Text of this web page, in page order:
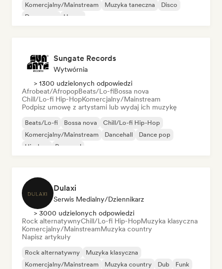
Komercjalny/Mainstream
Muzyka taneczna
Disco
Dream pop
House
Sungate Records
Wytwórnia
> 1300 udzielonych odpowiedzi
Afrobeat/AfropopBeats/Lo-fiBossa nova
Chill/Lo-fi Hip-HopKomercjalny/Mainstream
Podpisz umowę z artystami lub wydaj ich muzykę
Beats/Lo-fi Bossa nova
Chill/Lo-fi Hip-Hop
Komercjalny/Mainstream
Dancehall
Dance pop
Hip-hop
Pop-soul
Dulaxi
Serwis Medialny/Dziennikarz
> 3000 udzielonych odpowiedzi
Rock alternatywnyChill/Lo-fi Hip-HopMuzyka klasyczna
Komercjalny/MainstreamMuzyka country
Napisz artykuły
Rock alternatywny
Muzyka klasyczna
Komercjalny/Mainstream
Muzyka country Dub Funk